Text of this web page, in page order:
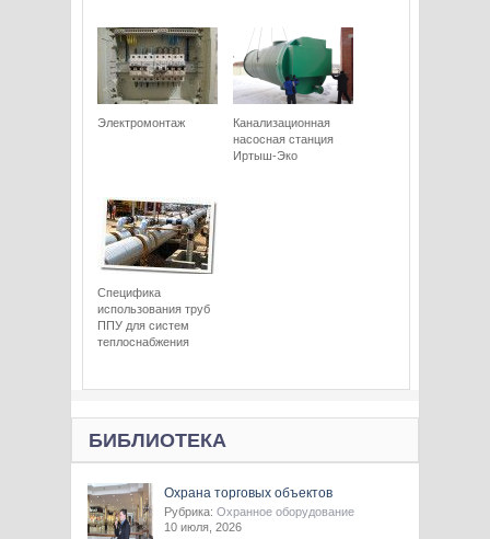
Электромонтаж
Канализационная
насосная станция
Иртыш-Эко
Специфика
использования труб
ППУ для систем
теплоснабжения
БИБЛИОТЕКА
Охрана торговых объектов
Рубрика: Охранное оборудование
10 июля, 2026